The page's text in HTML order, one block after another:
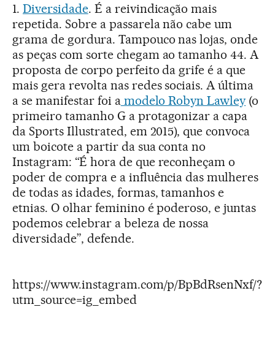
1. Diversidade. É a reivindicação mais
repetida. Sobre a passarela não cabe um
grama de gordura. Tampouco nas lojas, onde
as peças com sorte chegam ao tamanho 44. A
proposta de corpo perfeito da grife é a que
mais gera revolta nas redes sociais. A última
a se manifestar foi amodelo Robyn Lawley (o
primeiro tamanho G a protagonizar a capa
da Sports Illustrated, em 2015), que convoca
um boicote a partir da sua conta no
Instagram: “É hora de que reconheçam o
poder de compra e a influência das mulheres
de todas as idades, formas, tamanhos e
etnias. O olhar feminino é poderoso, e juntas
podemos celebrar a beleza de nossa
diversidade”, defende.
https://www.instagram.com/p/BpBdRsenNxf/?
utm_source=ig_embed